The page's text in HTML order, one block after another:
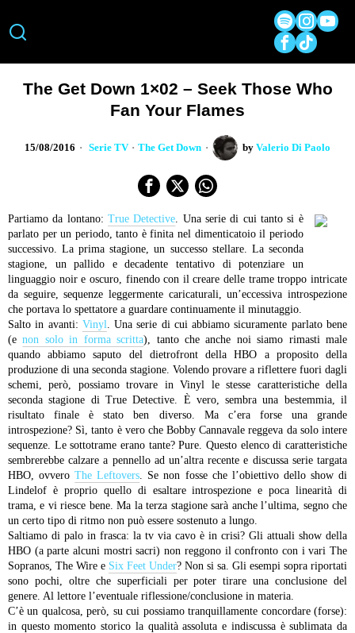
The Get Down 1×02 – Seek Those Who
Fan Your Flames
15/08/2016 Serie TV · The Get Down by Valerio Di Paolo
Partiamo da lontano:True Detective. Una serie di cui tanto si è
parlato per un periodo, tanto è finita nel dimenticatoio il periodo
successivo. La prima stagione, un successo stellare. La seconda
stagione, un pallido e decadente tentativo di potenziare un
linguaggio noir e oscuro, finendo con il creare delle trame troppo intricate
da seguire, sequenze leggermente caricaturali, un’eccessiva introspezione
che portava lo spettatore a guardare continuamente il minutaggio.
Salto in avanti: Vinyl. Una serie di cui abbiamo sicuramente parlato bene
(enon solo in forma scritta), tanto che anche noi siamo rimasti male
quando abbiamo saputo del dietrofront della HBO a proposito della
produzione di una seconda stagione. Volendo provare a riflettere fuori dagli
schemi, però, possiamo trovare in Vinyl le stesse caratteristiche della
seconda stagione di True Detective. È vero, sembra una bestemmia, il
risultato finale è stato ben diverso. Ma c’era forse una grande
introspezione? Sì, tanto è vero che Bobby Cannavale reggeva da solo intere
sequenze. Le sottotrame erano tante? Pure. Questo elenco di caratteristiche
sembrerebbe calzare a pennello ad un’altra recente e discussa serie targata
HBO, ovveroThe Leftovers. Se non fosse che l’obiettivo dello show di
Lindelof è proprio quello di esaltare introspezione e poca linearità di
trama, e vi riesce bene. Ma la terza stagione sarà anche l’ultima, segno che
un certo tipo di ritmo non può essere sostenuto a lungo.
Saltiamo di palo in frasca: la tv via cavo è in crisi? Gli attuali show della
HBO (a parte alcuni mostri sacri) non reggono il confronto con i vari The
Sopranos, The Wire e Six Feet Under? Non si sa. Gli esempi sopra riportati
sono pochi, oltre che superficiali per poter tirare una conclusione del
genere. Al lettore l’eventuale riflessione/conclusione in materia.
C’è un qualcosa, però, su cui possiamo tranquillamente concordare (forse):
in questo momento storico la qualità assoluta e indiscussa è sublimata da